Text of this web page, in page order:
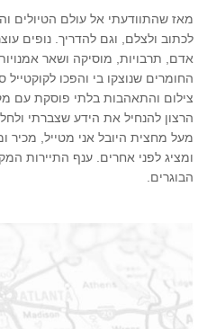
מאז שהתוודעתי אל עולם הטיולים
לכתוב ולצלם, וגם להדריך. נופים
אדם, תרבויות, מוסיקה ושאר
החומרים שנוצקו בי והפכו
צילום והתאהבות בלתי פוסקת עם
הרצון להנחיל את הידע שצברתי
מעל מחצית היובל אני מטייל,
ומציג לפני אחרים. ענף התיירות
הבוגרים.